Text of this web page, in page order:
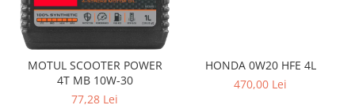
MOTUL SCOOTER POWER
4T MB 10W-30
77,28 Lei
HONDA 0W20 HFE 4L
470,00 Lei